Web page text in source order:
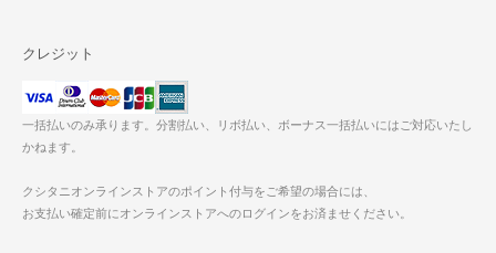
クレジット
一括払いのみ承ります。分割払い、リボ払い、ボーナス一括払いにはご対応いたし
かねます。
クシタニオンラインストアのポイント付与をご希望の場合には、
お支払い確定前にオンラインストアへのログインをお済ませください。